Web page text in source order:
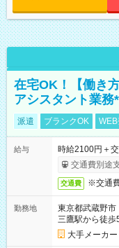
在宅OK！【働き
アシスタント業務
派遣 ブランクOK
給与
時給2100円＋交
交通費別途
交通費 ※交通
勤務地
東京都武蔵野市
三鷹駅から徒歩
大手メーカー